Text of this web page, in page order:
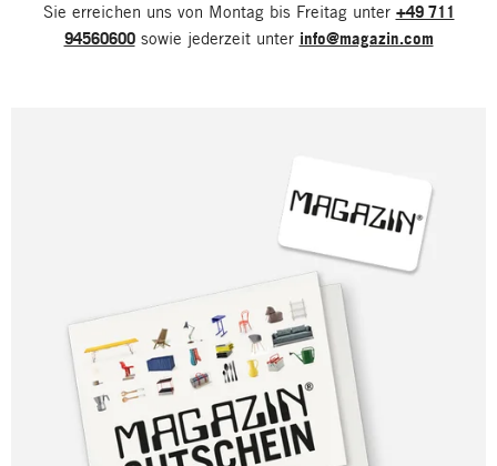
Sie erreichen uns von Montag bis Freitag unter +49 711
94560600sowie jederzeit unter info@magazin.com